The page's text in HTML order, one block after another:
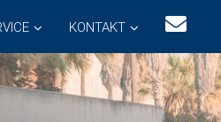
KONTAKT